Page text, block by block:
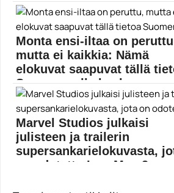
Riz Ahmedin ja Nikolaj Coster-Waldaun
animaatioelokuvat
Monta ensi-iltaa on
mutta ei kaikkia: Nämä
elokuvat saapuvat tällä
Suomen valkokanka...
Koronaperkele on verottanut vahvasti
elokuvateattereihin tänä keväänä saapuvien...
Elokuva-arvostelut
Marvel Studios julkaisi
julisteen ja trailerin
supersankarielokuvasta,
on odotettu Iron Man 2:s...